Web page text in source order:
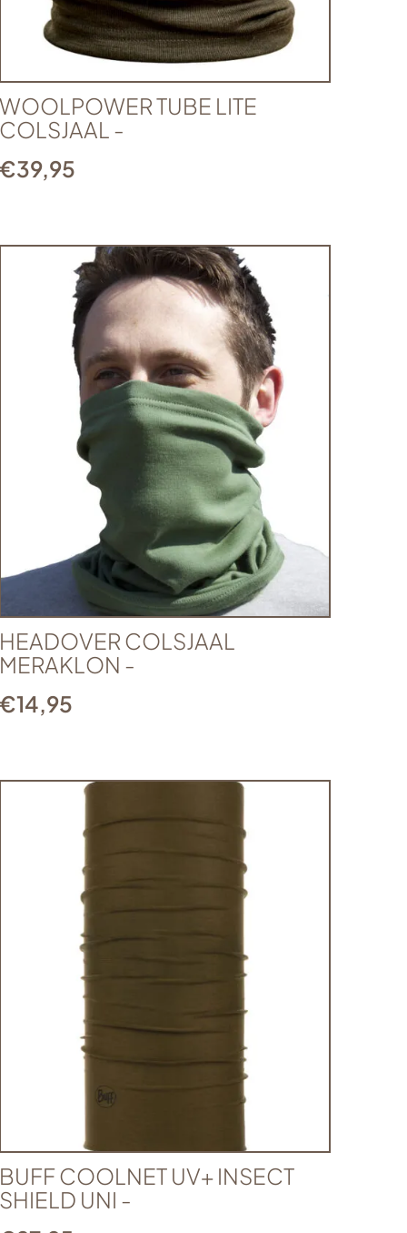
WOOLPOWER TUBE LITE
COLSJAAL -
€39,95
HEADOVER COLSJAAL
MERAKLON -
€14,95
BUFF COOLNET UV+ INSECT
SHIELD UNI -